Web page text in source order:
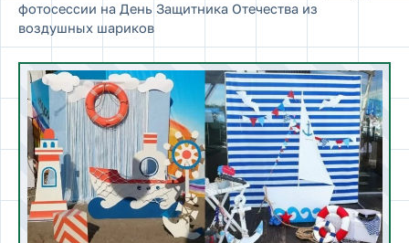
фотосессии на День Защитника Отечества из
воздушных шариков